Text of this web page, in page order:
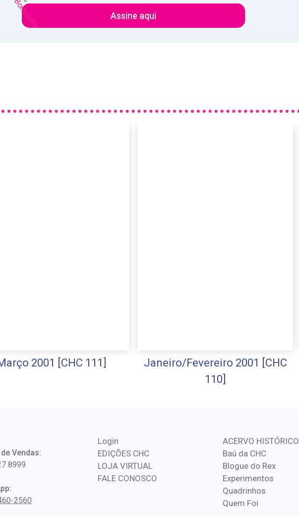
Assine aqui
2001 [CHC 111]
Janeiro/Fevereiro 2001 [CHC
110]
Vendas:
8999
2560
Login
EDIÇÕES CHC
LOJA VIRTUAL
FALE CONOSCO
ACERVO HISTÓRICO
Baú da CHC
Blogue do Rex
Experimentos
Quadrinhos
Quem Foi